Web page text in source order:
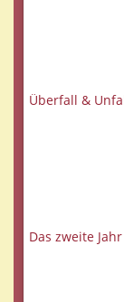
Überfall &
Das zweite